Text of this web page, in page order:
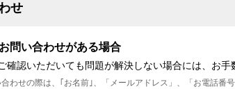
せ
問い合わせがある場合
確認いただいても問題が解決しない場合には、お
わせの際は、｢お名前｣、「メールアドレス」、「お電話番